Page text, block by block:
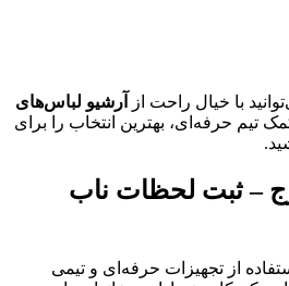
با خیال راحت از
آرشیو لباس‌های
تیم حرفه‌ای، بهترین انتخاب را برای
– ثبت لحظات ناب
از تجهیزات حرفه‌ای و تیمی